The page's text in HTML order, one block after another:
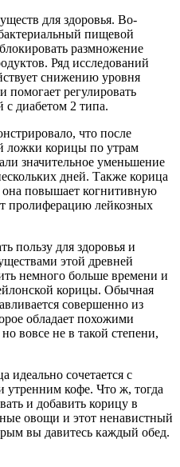
для здоровья. Во-
пищевой
размножение
Ряд исследований
снижению уровня
регулировать
с диабетом 2 типа.
что после
ложки корицы по утрам
значительное уменьшение
дней. Также корица
она повышает когнитивную
пролиферацию лейкозных
пользу для здоровья и
этой древней
немного больше времени и
корицы. Обычная
совершенно из
обладает похожими
вовсе не в такой степени,
идеально сочетается с
утренним кофе. Что ж, тогда
и добавить корицу в
овощи и этот ненавистный
вы давитесь каждый обед.